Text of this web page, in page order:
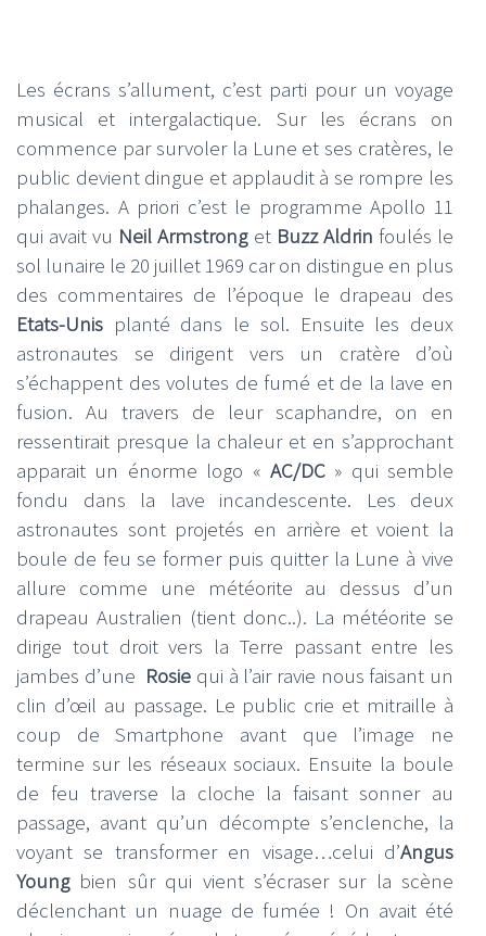
Les écrans s’allument, c’est parti pour un voyage
musical et intergalactique. Sur les écrans on
commence par survoler la Lune et ses cratères, le
public devient dingue et applaudit à se rompre les
phalanges. A priori c’est le programme Apollo 11
qui avait vu Neil Armstronget Buzz Aldrin foulés le
sol lunaire le 20 juillet 1969 car on distingue en plus
des commentaires de l’époque le drapeau des
Etats-Unis planté dans le sol. Ensuite les deux
astronautes se dirigent vers un cratère d’où
s’échappent des volutes de fumé et de la lave en
fusion. Au travers de leur scaphandre, on en
ressentirait presque la chaleur et en s’approchant
apparait un énorme logo « AC/DC» qui semble
fondu dans la lave incandescente. Les deux
astronautes sont projetés en arrière et voient la
boule de feu se former puis quitter la Lune à vive
allure comme une météorite au dessus d’un
drapeau Australien (tient donc..). La météorite se
dirige tout droit vers la Terre passant entre les
jambes d’une Rosie qui à l’air ravie nous faisant un
clin d’œil au passage. Le public crie et mitraille à
coup de Smartphone avant que l’image ne
termine sur les réseaux sociaux. Ensuite la boule
de feu traverse la cloche la faisant sonner au
passage, avant qu’un décompte s’enclenche, la
voyant se transformer en visage…celui d’Angus
Youngbien sûr qui vient s’écraser sur la scène
déclenchant un nuage de fumée ! On avait été